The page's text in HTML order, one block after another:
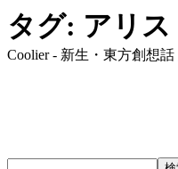
タグ: アリス
Coolier - 新生・東方創想話